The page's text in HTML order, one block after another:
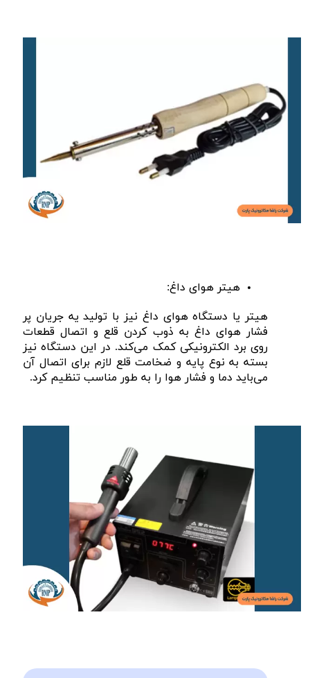
هیتر‌ هوای داغ:
هیتر یا دستگاه هوای داغ نیز با تولید یه جریان پر
فشار هوای داغ به ذوب کردن قلع و اتصال قطعات
روی برد الکترونیکی کمک می‌کند. در این دستگاه نیز
بسته به نوع پایه و ضخامت قلع لازم برای اتصال آن
می‌باید دما و فشار هوا را به طور مناسب تنظیم کرد.